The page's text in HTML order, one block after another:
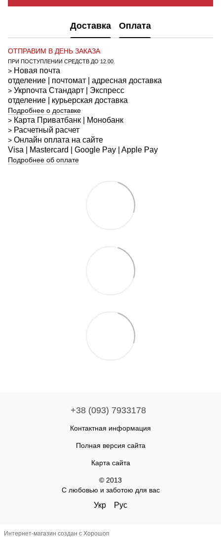
Доставка Оплата
ОТПРАВИМ В ДЕНЬ ЗАКАЗА
ПРИ ПОСТУПЛЕНИИ СРЕДСТВ ДО 12.00.
> Новая почта
отделение | почтомат | адресная доставка
> Укрпочта Стандарт
| Экспресс
отделение | курьерская доставка
Подробнее о доставке
> Карта Приватбанк | Монобанк
> Расчетный расчет
> Онлайн оплата на сайте
Visa | Mastercard | Google Pay | Apple Pay
Подробнее об оплате
+38 (093) 7933178
Контактная информация
Полная версия сайта
Карта сайта
© 2013
С любовью и заботою для вас
Укр Рус
Интернет-магазин создан с Хорошоп